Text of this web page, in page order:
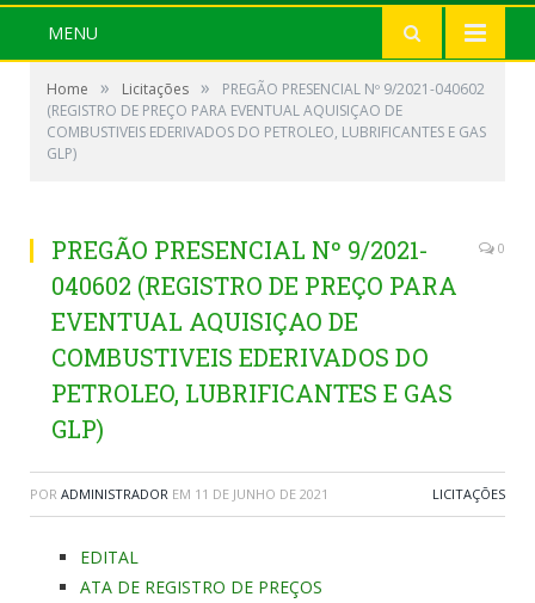
MENU
Home » Licitações »
PREGÃO PRESENCIAL Nº 9/2021-040602
(REGISTRO DE PREÇO PARA EVENTUAL AQUISIÇAO DE
COMBUSTIVEIS EDERIVADOS DO PETROLEO, LUBRIFICANTES E GAS
GLP)
PREGÃO PRESENCIAL Nº 9/2021-
040602 (REGISTRO DE PREÇO PARA
EVENTUAL AQUISIÇAO DE
COMBUSTIVEIS EDERIVADOS DO
PETROLEO, LUBRIFICANTES E GAS
GLP)
0
POR ADMINISTRADOR EM 11 DE JUNHO DE 2021 LICITAÇÕES
EDITAL
ATA DE REGISTRO DE PREÇOS